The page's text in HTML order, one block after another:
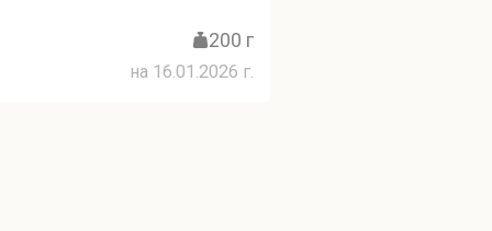
подчёркивают
рыбы. Татаки из лосося -
для начала трапезы
200 г
на 16.01.2026 г.